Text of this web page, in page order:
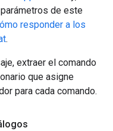
de este
responder a los
.
extraer el comando
que asigne
para cada comando.